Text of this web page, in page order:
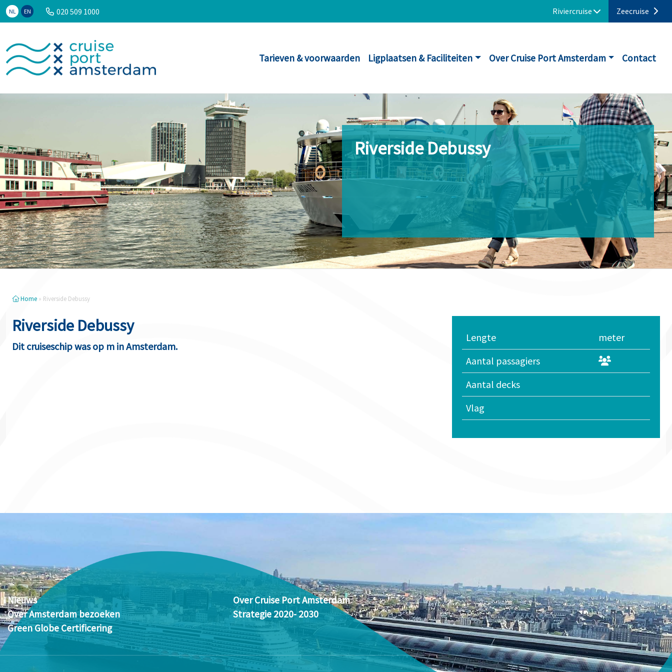
NL EN 020 509 1000 Riviercruise Zeecruise
Tarieven & voorwaarden Ligplaatsen & Faciliteiten Over Cruise Port Amsterdam Contact
Riverside Debussy
Home » Riverside Debussy
Riverside Debussy
Dit cruiseschip was op m in Amsterdam.
Lengte
meter
Aantal passagiers
Aantal decks
Vlag
Nieuws
Over Amsterdam bezoeken
Green Globe Certificering
Over Cruise Port Amsterdam
Strategie 2020- 2030